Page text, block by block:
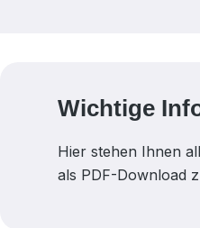
Wichtige
Hier stehen Ihnen
als PDF-Download